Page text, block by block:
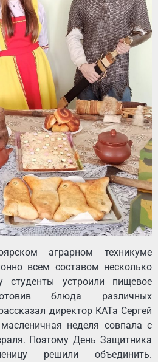
аграрном техникуме
всем составом несколько
устроили пищевое
блюда различных
директор КАТа Сергей
неделя совпала с
Поэтому День Защитника
решили объединить.